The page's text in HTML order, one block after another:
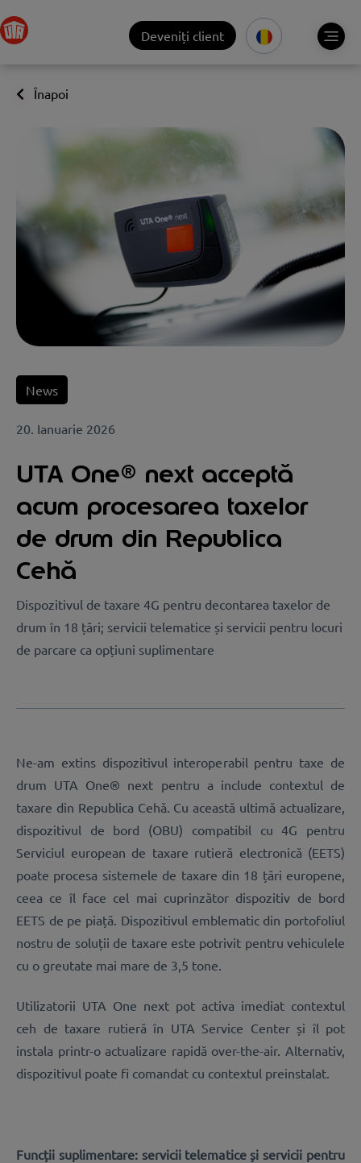
Deveniți client
Înapoi
News
20. Ianuarie 2026
UTA One® next acceptă
acum procesarea taxelor
de drum din Republica
Cehă
Dispozitivul de taxare 4G pentru decontarea taxelor de
drum în 18 țări; servicii telematice și servicii pentru locuri
de parcare ca opțiuni suplimentare
Ne-am extins dispozitivul interoperabil pentru taxe de
drum UTA One® next pentru a include contextul de
taxare din Republica Cehă. Cu această ultimă actualizare,
dispozitivul de bord (OBU) compatibil cu 4G pentru
Serviciul european de taxare rutieră electronică (EETS)
poate procesa sistemele de taxare din 18 țări europene,
ceea ce îl face cel mai cuprinzător dispozitiv de bord
EETS de pe piață. Dispozitivul emblematic din portofoliul
nostru de soluții de taxare este potrivit pentru vehiculele
cu o greutate mai mare de 3,5 tone.
Utilizatorii UTA One next pot activa imediat contextul
ceh de taxare rutieră în UTA Service Center și îl pot
instala printr-o actualizare rapidă over-the-air. Alternativ,
dispozitivul poate fi comandat cu contextul preinstalat.
Funcții suplimentare: servicii telematice și servicii pentru